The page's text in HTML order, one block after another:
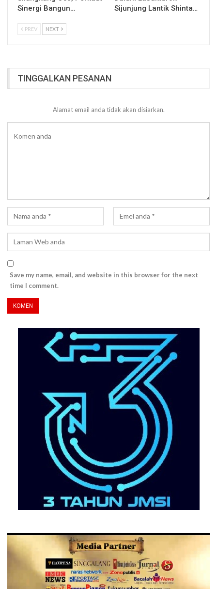
Sinergi Bangun…
Sijunjung Lantik Shinta…
PREV NEXT
TINGGALKAN PESANAN
Alamat email anda tidak akan disiarkan.
Save my name, email, and website in this browser for the next
time I comment.